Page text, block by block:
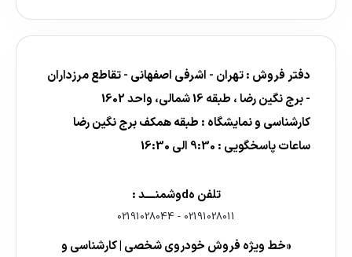
دفتر فروش : تهران - اشرفی اصفهانی - تقاطع مرزداران
- برج نگین رضا ، طبقه 16 شمالی، واحد 1602
کارشناسی و نمایشگاه : طبقه همکف برج نگین رضا
ساعات پاسخگویی : 9:30 الی 16:30
تلفن هdوشمنــــد :
02191028011
-
02191028044
«خط ویژه فروش خودروی شخصی | کارشناسی و